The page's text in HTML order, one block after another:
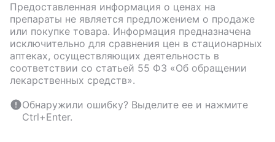
Предоставленная информация о ценах на
препараты не является предложением о продаже
или покупке товара. Информация предназначена
исключительно для сравнения цен в стационарных
аптеках, осуществляющих деятельность в
соответствии со статьей 55 ФЗ «Об обращении
лекарственных средств».
Обнаружили ошибку? Выделите ее и нажмите
Ctrl+Enter.